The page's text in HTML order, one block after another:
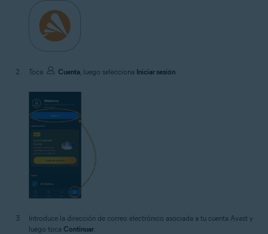
Toca Cuenta, luego selecciona Iniciar sesión.
Introduce la dirección de correo electrónico asociada a tu cuenta Avast y
luego toca Continuar